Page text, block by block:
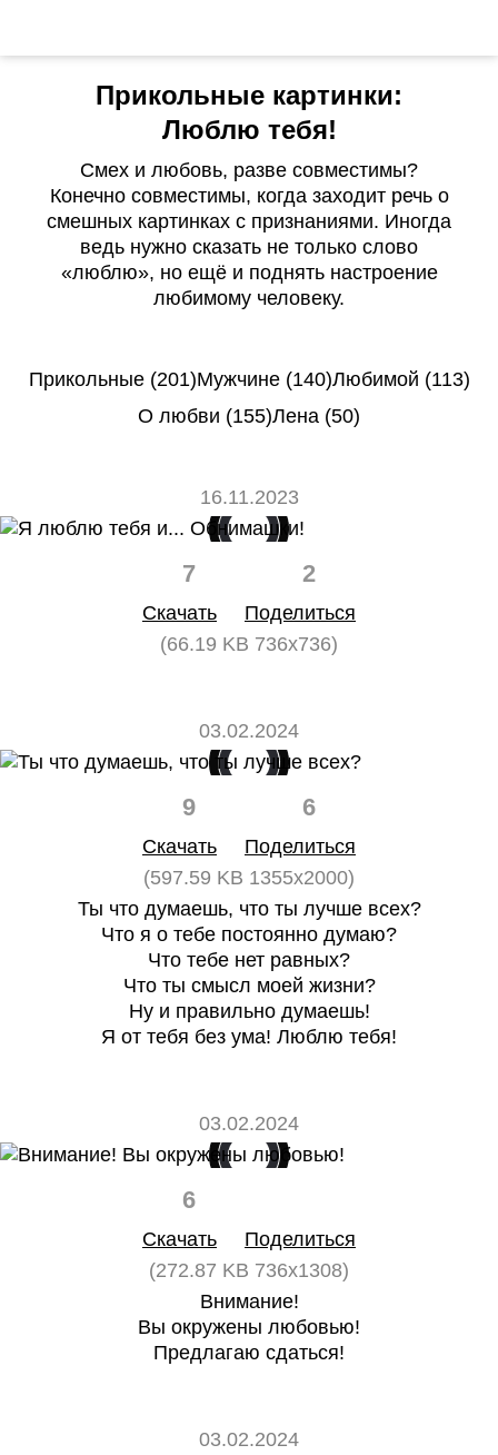
Прикольные картинки:
Люблю тебя!
Смех и любовь, разве совместимы?
Конечно совместимы, когда заходит речь о
смешных картинках с признаниями. Иногда
ведь нужно сказать не только слово
«люблю», но ещё и поднять настроение
любимому человеку.
Прикольные (201)Мужчине (140)Любимой (113)
О любви (155)Лена (50)
16.11.2023
7 2
Скачать
Поделиться
(66.19 KB 736x736)
03.02.2024
9 6
Скачать
Поделиться
(597.59 KB 1355x2000)
Ты что думаешь, что ты лучше всех?
Что я о тебе постоянно думаю?
Что тебе нет равных?
Что ты смысл моей жизни?
Ну и правильно думаешь!
Я от тебя без ума! Люблю тебя!
03.02.2024
6
Скачать
Поделиться
(272.87 KB 736x1308)
Внимание!
Вы окружены любовью!
Предлагаю сдаться!
03.02.2024